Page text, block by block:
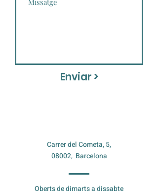
Enviar >
Carrer del Cometa, 5,
08002, Barcelona
Oberts de dimarts a dissabte